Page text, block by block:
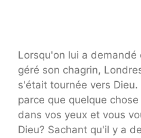
Lorsqu'on lui a
géré son chagrin,
s'était tournée vers
parce que quelque
dans vos yeux et vous
Dieu? Sachant qu'il y a